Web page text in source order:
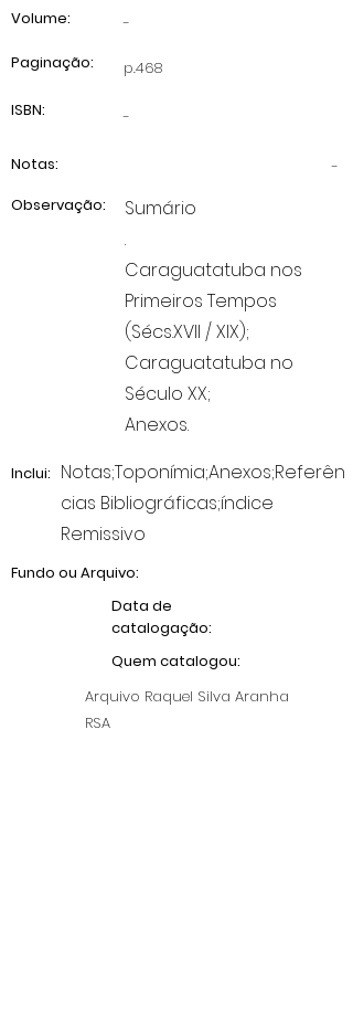
Volume:
-
Paginação:
p.468
ISBN:
-
-
Notas:
Observação:
Sumário
.
Caraguatatuba nos
Primeiros Tempos
(Sécs.XVII / XIX);
Caraguatatuba no
Século XX;
Anexos.
Inclui: Notas;Toponímia;Anexos;Referên
cias Bibliográficas;índice
Remissivo
Fundo ou Arquivo:
Data de
catalogação:
Quem catalogou:
Arquivo Raquel Silva Aranha
RSA